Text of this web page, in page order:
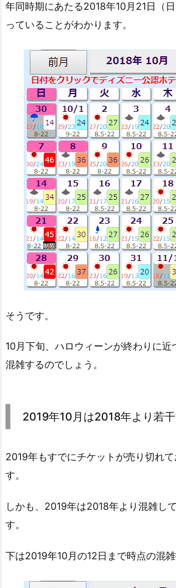
年同時期にあたる2018年10月21日（
っていることがわかります。
そうです。
10月下旬、ハロウィーンが終わりに近
混雑するのでしょう。
2019年10月は2018年より若
2019年もすでにチケットが売り切れ
す。
しかも、2019年は2018年より混雑し
す。
下は2019年10月の12日まで時点の混雑